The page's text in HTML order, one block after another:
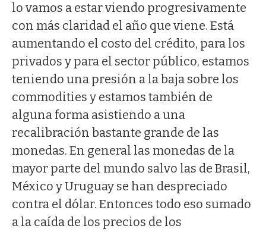
lo vamos a estar viendo progresivamente
con más claridad el año que viene. Está
aumentando el costo del crédito, para los
privados y para el sector público, estamos
teniendo una presión a la baja sobre los
commodities y estamos también de
alguna forma asistiendo a una
recalibración bastante grande de las
monedas. En general las monedas de la
mayor parte del mundo salvo las de Brasil,
México y Uruguay se han despreciado
contra el dólar. Entonces todo eso sumado
a la caída de los precios de los